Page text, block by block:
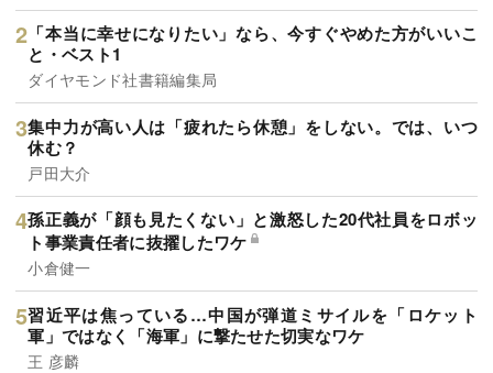
「本当に幸せになりたい」なら、今すぐやめた方がいいこ
と・ベスト1
ダイヤモンド社書籍編集局
集中力が高い人は「疲れたら休憩」をしない。では、いつ
休む？
戸田大介
孫正義が「顔も見たくない」と激怒した20代社員をロボッ
ト事業責任者に抜擢したワケ
小倉健一
習近平は焦っている…中国が弾道ミサイルを「ロケット
軍」ではなく「海軍」に撃たせた切実なワケ
王 彦麟